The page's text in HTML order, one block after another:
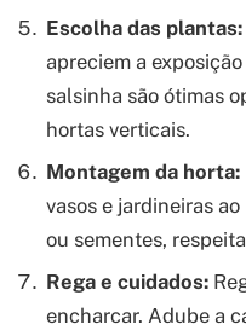
Escolha das plantas:
apreciem a
salsinha são ótimas
hortas verticais.
Montagem da horta:
vasos e jardineiras
ou sementes,
Rega e cuidados:
encharcar. Adube a